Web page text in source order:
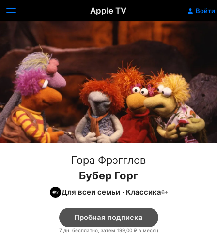
Apple TV Войти
Гора Фрэгглов
Бубер Горг
Для всей семьи · Классика
7 дн. бесплатно, затем 199,00 ₽ в месяц
Пробная подписка